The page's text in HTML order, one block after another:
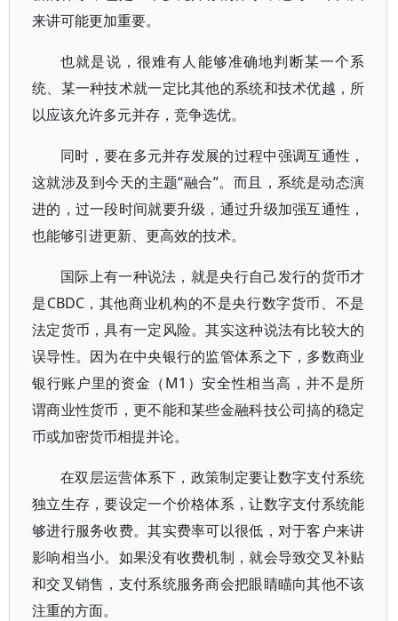
来讲可能更加重要。
也就是说，很难有人能够准确地判断某一个系
统、某一种技术就一定比其他的系统和技术优越，所
以应该允许多元并存，竞争选优。
同时，要在多元并存发展的过程中强调互通性，
这就涉及到今天的主题“融合”。而且，系统是动态演
进的，过一段时间就要升级，通过升级加强互通性，
也能够引进更新、更高效的技术。
国际上有一种说法，就是央行自己发行的货币才
是CBDC，其他商业机构的不是央行数字货币、不是
法定货币，具有一定风险。其实这种说法有比较大的
误导性。因为在中央银行的监管体系之下，多数商业
银行账户里的资金（M1）安全性相当高，并不是所
谓商业性货币，更不能和某些金融科技公司搞的稳定
币或加密货币相提并论。
在双层运营体系下，政策制定要让数字支付系统
独立生存，要设定一个价格体系，让数字支付系统能
够进行服务收费。其实费率可以很低，对于客户来讲
影响相当小。如果没有收费机制，就会导致交叉补贴
和交叉销售，支付系统服务商会把眼睛瞄向其他不该
注重的方面。